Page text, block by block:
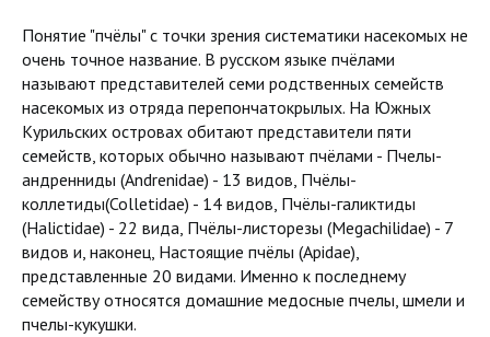
Понятие "пчёлы" с точки зрения систематики насекомых не
очень точное название. В русском языке пчёлами
называют представителей семи родственных семейств
насекомых из отряда перепончатокрылых. На Южных
Курильских островах обитают представители пяти
семейств, которых обычно называют пчёлами - Пчелы-
андренниды (Andrenidae) - 13 видов, Пчёлы-
коллетиды(Colletidae) - 14 видов, Пчёлы-галиктиды
(Halictidae) - 22 вида, Пчёлы-листорезы (Megachilidae) - 7
видов и, наконец, Настоящие пчёлы (Apidae),
представленные 20 видами. Именно к последнему
семейству относятся домашние медосные пчелы, шмели и
пчелы-кукушки.